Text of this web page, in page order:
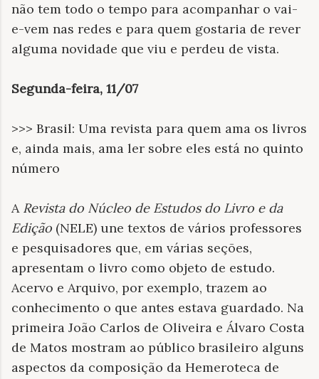
não tem todo o tempo para acompanhar o vai-
e-vem nas redes e para quem gostaria de rever
alguma novidade que viu e perdeu de vista.
Segunda-feira, 11/07
>>> Brasil: Uma revista para quem ama os livros
e, ainda mais, ama ler sobre eles está no quinto
número
A Revista do Núcleo de Estudos do Livro e da
Edição (NELE) une textos de vários professores
e pesquisadores que, em várias seções,
apresentam o livro como objeto de estudo.
Acervo e Arquivo, por exemplo, trazem ao
conhecimento o que antes estava guardado. Na
primeira João Carlos de Oliveira e Álvaro Costa
de Matos mostram ao público brasileiro alguns
aspectos da composição da Hemeroteca de